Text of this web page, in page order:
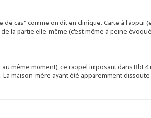
cas" comme on dit en clinique. Carte à l'appui
la partie elle-même (c'est même à peine
même moment), ce rappel imposant dans
maison-mère ayant été apparemment